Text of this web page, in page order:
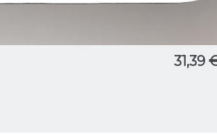
31,39